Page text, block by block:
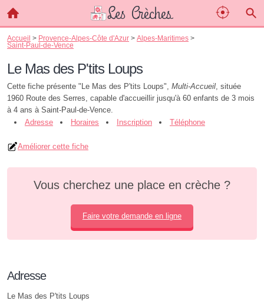
Accueil > Provence-Alpes-Côte d'Azur > Alpes-Maritimes >
Saint-Paul-de-Vence
Le Mas des P'tits Loups
Cette fiche présente "Le Mas des P'tits Loups", Multi-Accueil, située
1960 Route des Serres, capable d'accueillir jusqu'à 60 enfants de 3 mois
à 4 ans à Saint-Paul-de-Vence.
Adresse
Horaires Inscription Téléphone
Améliorer cette fiche
Vous cherchez une place en crèche ?
Faire votre demande en ligne
Adresse
Le Mas des P'tits Loups